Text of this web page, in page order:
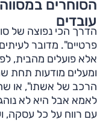
הסוחרים
עובדים
הדרך הכי נפוצה של
פרטיים". מדובר
אלא פועלים מהבית,
ומעלים מודעות תחת
הרכב של אשתו", או
לאמא אבל היא לא
עם רווח על כל עסקה,